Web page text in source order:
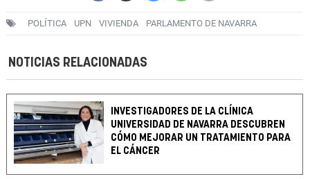
POLÍTICA UPN VIVIENDA PARLAMENTO DE NAVARRA
NOTICIAS RELACIONADAS
INVESTIGADORES DE LA CLÍNICA
UNIVERSIDAD DE NAVARRA DESCUBREN
CÓMO MEJORAR UN TRATAMIENTO PARA
EL CÁNCER